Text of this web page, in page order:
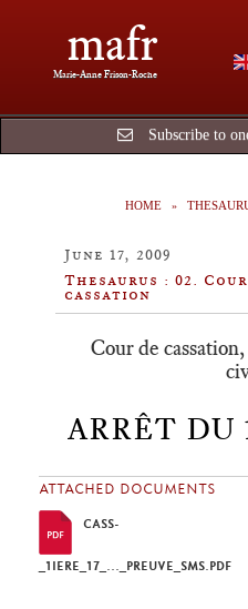
mafr
Marie-Anne Frison-Roche
Subscribe to
HOME
June 17, 2009
Thesaurus : 02.
cassation
Cour de
ARRÊT DU
ATTACHED DOCUMENTS
CASS-
_1IERE_17_..._PREUVE_SMS.PDF